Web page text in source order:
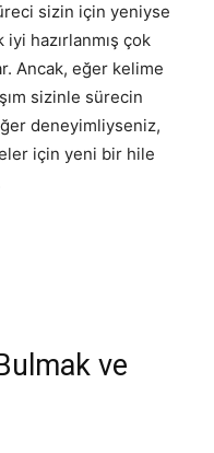
sizin için yeniyse
hazırlanmış çok
Ancak, eğer kelime
sizinle sürecin
deneyimliyseniz,
için yeni bir hile
ve